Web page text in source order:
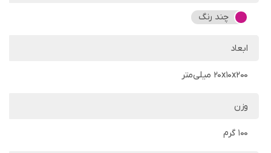
چند رنگ
ابعاد
20x10x200 میلی‌متر
وزن
100 گرم